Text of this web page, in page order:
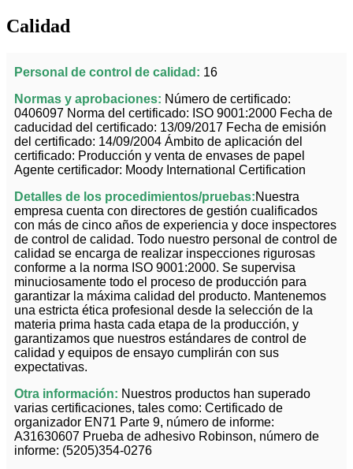
Calidad
Personal de control de calidad: 16
Normas y aprobaciones: Número de certificado:
0406097 Norma del certificado: ISO 9001:2000 Fecha de
caducidad del certificado: 13/09/2017 Fecha de emisión
del certificado: 14/09/2004 Ámbito de aplicación del
certificado: Producción y venta de envases de papel
Agente certificador: Moody International Certification
Detalles de los procedimientos/pruebas:Nuestra
empresa cuenta con directores de gestión cualificados
con más de cinco años de experiencia y doce inspectores
de control de calidad. Todo nuestro personal de control de
calidad se encarga de realizar inspecciones rigurosas
conforme a la norma ISO 9001:2000. Se supervisa
minuciosamente todo el proceso de producción para
garantizar la máxima calidad del producto. Mantenemos
una estricta ética profesional desde la selección de la
materia prima hasta cada etapa de la producción, y
garantizamos que nuestros estándares de control de
calidad y equipos de ensayo cumplirán con sus
expectativas.
Otra información: Nuestros productos han superado
varias certificaciones, tales como: Certificado de
organizador EN71 Parte 9, número de informe:
A31630607 Prueba de adhesivo Robinson, número de
informe: (5205)354-0276